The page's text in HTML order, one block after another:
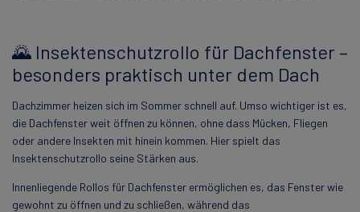
🌄 Insektenschutzrollo für Dachfenster –
besonders praktisch unter dem Dach
Dachzimmer heizen sich im Sommer schnell auf. Umso wichtiger ist es,
die Dachfenster weit öffnen zu können, ohne dass Mücken, Fliegen
oder andere Insekten mit hinein kommen. Hier spielt das
Insektenschutzrollo seine Stärken aus.
Innenliegende Rollos für Dachfenster ermöglichen es, das Fenster wie
gewohnt zu öffnen und zu schließen, während das